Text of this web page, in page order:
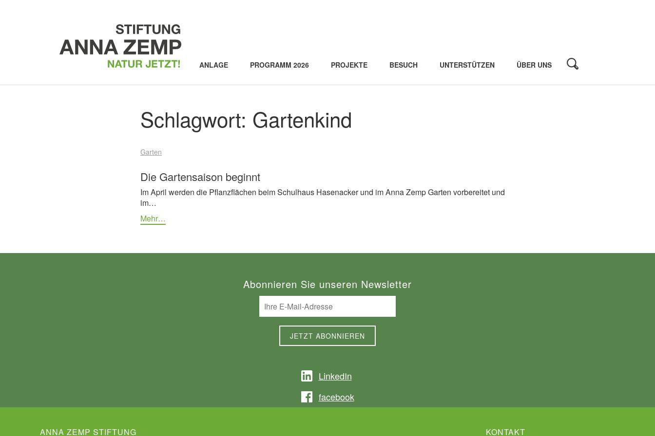
ANLAGE PROGRAMM 2026 PROJEKTE BESUCH UNTERSTÜTZEN ÜBER UNS
Schlagwort: Gartenkind
Garten
Die Gartensaison beginnt
Im April werden die Pflanzflächen beim Schulhaus Hasenacker und im Anna Zemp Garten vorbereitet und
im…
Mehr…
Abonnieren Sie unseren Newsletter
LinkedIn
facebook
ANNA ZEMP STIFTUNG KONTAKT